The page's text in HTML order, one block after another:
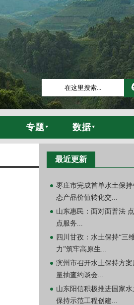
专题 数据
最近更新
枣庄市完成首单水土保持
态产品价值转化交...
山东惠民：面对面普法
点服务...
四川甘孜：水土保持“三
力”筑牢高原生...
滨州市召开水土保持方案
量抽查约谈会...
山东阳信积极推进国家水
保持示范工程创建...